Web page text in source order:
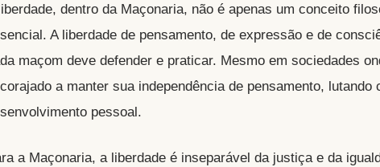
dentro da Maçonaria, não é apenas um conceito
A liberdade de pensamento, de expressão e de
maçom deve defender e praticar. Mesmo em sociedades
a manter sua independência de pensamento,
pessoal.
a Maçonaria, a liberdade é inseparável da justiça e da